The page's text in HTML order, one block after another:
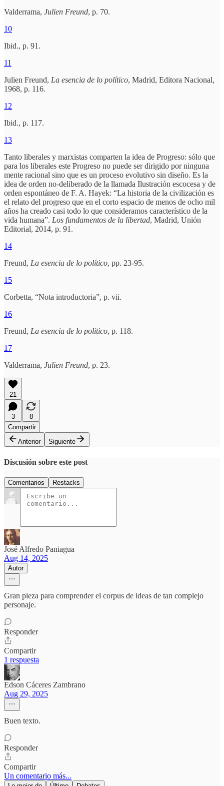
Valderrama, Julien Freund, p. 70.
10
Ibid., p. 91.
11
Julien Freund, La esencia de lo político, Madrid, Editora Nacional,
1968, p. 116.
12
Ibid., p. 117.
13
Tanto liberales y marxistas comparten la idea de Progreso: sólo que
para los liberales este Progreso no puede ser dirigido por ninguna
mente racional sino que es un proceso evolutivo sin diseño. Es la
idea de orden no-deliberado de la llamada Ilustración escocesa y de
orden espontáneo de F. A. Hayek: “La historia de la civilización es
el relato del progreso que en el corto espacio de menos de ocho mil
años ha creado casi todo lo que consideramos característico de la
vida humana”. Los fundamentos de la libertad, Madrid, Unión
Editorial, 2014, p. 91.
14
Freund, La esencia de lo político, pp. 23-95.
15
Corbetta, “Nota introductoria”, p. vii.
16
Freund, La esencia de lo político, p. 118.
17
Valderrama, Julien Freund, p. 23.
21
3
8
Compartir
Anterior
Siguiente
Discusión sobre este post
Comentarios Restacks
José Alfredo Paniagua
Aug 14, 2025
Autor
Gran pieza para comprender el corpus de ideas de tan complejo
personaje.
Responder
Compartir
1 respuesta
Edson Cáceres Zambrano
Aug 29, 2025
Buen texto.
Responder
Compartir
Un comentario más...